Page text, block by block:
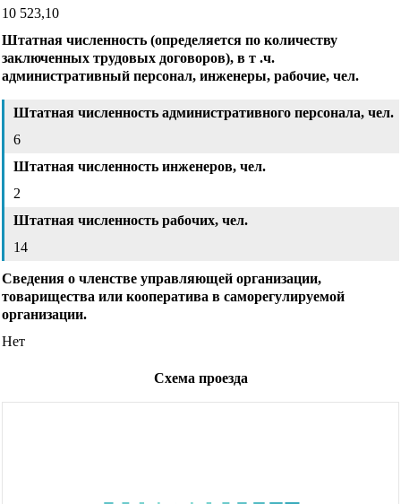
10 523,10
Штатная численность (определяется по количеству
заключенных трудовых договоров), в т .ч.
административный персонал, инженеры, рабочие, чел.
Штатная численность административного персонала, чел.
6
Штатная численность инженеров, чел.
2
Штатная численность рабочих, чел.
14
Сведения о членстве управляющей организации,
товарищества или кооператива в саморегулируемой
организации.
Нет
Схема проезда